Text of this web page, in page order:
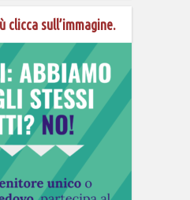
clicca sull’immagine.